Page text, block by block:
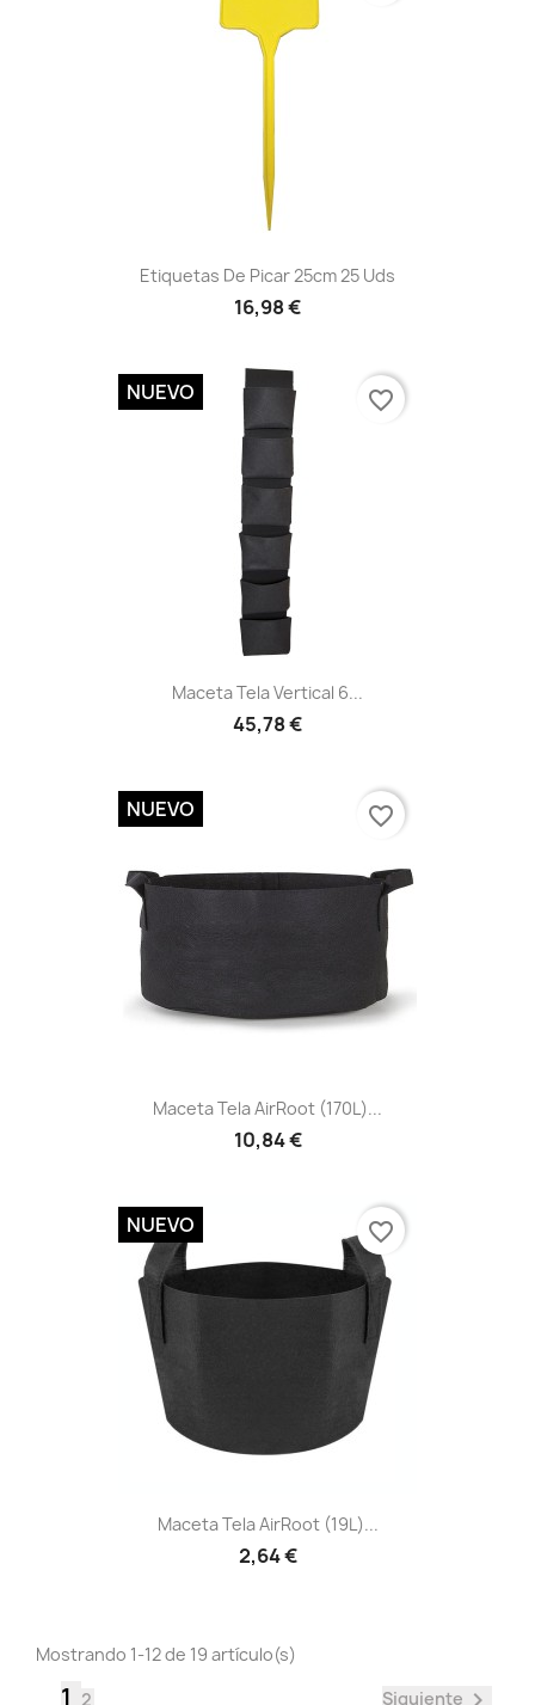
Vista rápida
Etiquetas De Picar 25cm 25 Uds
16,98 €
Vista rápida
Maceta Tela Vertical 6...
45,78 €
NUEVO favorite_border
Vista rápida
Maceta Tela AirRoot (170L)...
10,84 €
NUEVO favorite_border
Vista rápida
Maceta Tela AirRoot (19L)...
2,64 €
NUEVO favorite_border
Mostrando 1-12 de 19 artículo(s)
1 2 Siguiente